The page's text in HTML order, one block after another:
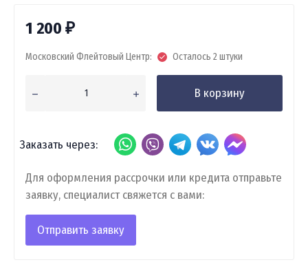
1 200 ₽
Московский Флейтовый Центр: Осталось 2 штуки
В корзину
Заказать через:
Для оформления рассрочки или кредита отправьте
заявку, специалист свяжется с вами:
Отправить заявку